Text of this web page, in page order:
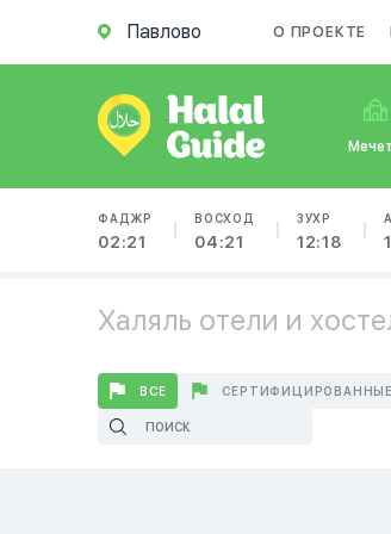
Павлово О ПРОЕКТЕ
ФАДЖР
02:21
ВОСХОД
04:21
ЗУХР
12:18
Халяль отели и
ВСЕ СЕРТИФИЦИРОВАННЫЕ